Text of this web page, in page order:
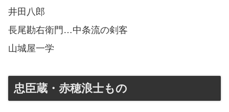
井田八郎
長尾勘右衛門…中条流の剣客
山城屋一学
忠臣蔵・赤穂浪士もの